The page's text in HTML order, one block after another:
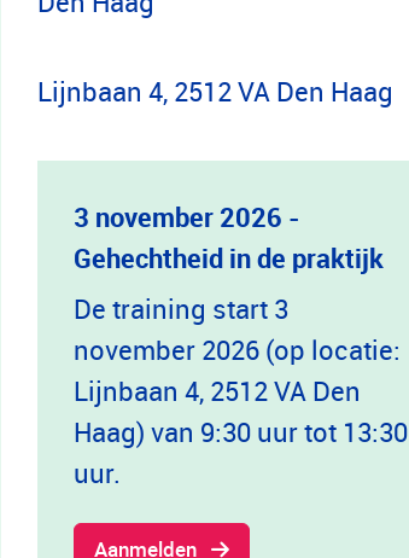
Lijnbaan 4, 2512 VA Den Haag
3 november 2026 -
Gehechtheid in de praktijk
De training start 3
november 2026 (op locatie:
Lijnbaan 4, 2512 VA Den
Haag) van 9:30 uur tot 13:30
uur.
Aanmelden